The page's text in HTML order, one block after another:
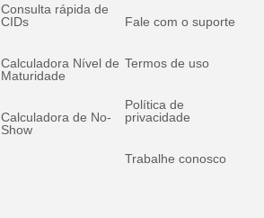
Consulta rápida de
CIDs
Calculadora Nível de
Maturidade
Calculadora de No-
Show
Fale com o suporte
Termos de uso
Política de
privacidade
Trabalhe conosco